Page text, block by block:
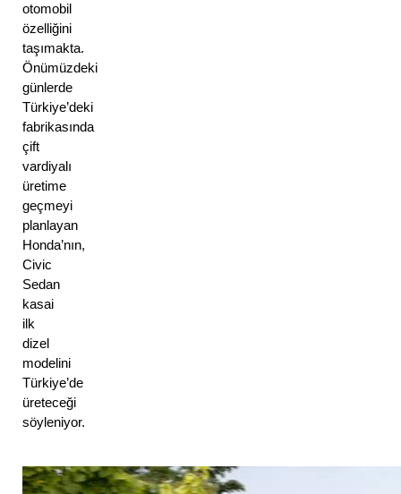
otomobil
özelliğini
taşımakta.
Önümüzdeki
günlerde
Türkiye’deki
fabrikasında
çift
vardiyalı
üretime
geçmeyi
planlayan
Honda’nın,
Civic
Sedan
kasai
ilk
dizel
modelini
Türkiye’de
üreteceği
söyleniyor.